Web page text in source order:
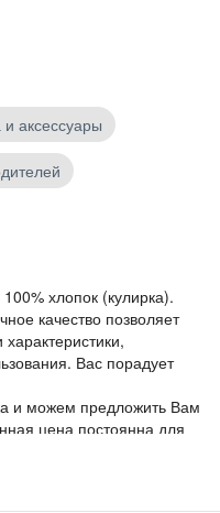
аксессуары
хлопок (кулирка).
качество позволяет
Вас порадует
и можем предложить Вам
цена постоянна для
можем рассмотреть